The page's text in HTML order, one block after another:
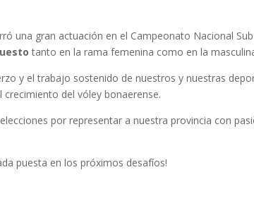
una gran actuación en el Campeonato Nacional
tanto en la rama femenina como en la
y el trabajo sostenido de nuestros y nuestras
del vóley bonaerense.
por representar a nuestra provincia con
puesta en los próximos desafíos!